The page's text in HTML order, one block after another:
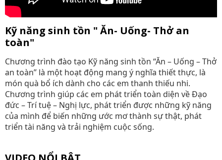
Kỹ năng sinh tồn " Ăn- Uống- Thở an
toàn"
Chương trình đào tạo Kỹ năng sinh tồn “Ăn – Uống – Thở
an toàn” là một hoạt động mang ý nghĩa thiết thực, là
món quà bổ ích dành cho các em thanh thiếu nhi.
Chương trình giúp các em phát triển toàn diện về Đạo
đức – Trí tuệ – Nghị lực, phát triển được những kỹ năng
của mình để biến những ước mơ thành sự thật, phát
triển tài năng và trải nghiệm cuộc sống.